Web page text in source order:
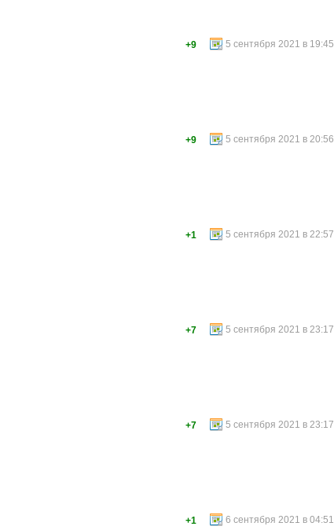
5 сентября 2021 в 19:45
+9
5 сентября 2021 в 20:56
+9
5 сентября 2021 в 22:57
+1
5 сентября 2021 в 23:17
+7
5 сентября 2021 в 23:17
+7
6 сентября 2021 в 04:51
+1